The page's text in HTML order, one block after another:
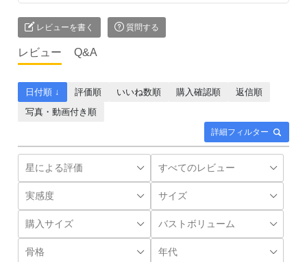
レビューを書く 質問する
レビュー Q&A
詳細フィルター
日付順 ↓ 評価順 いいね数順 購入確認順
返信順
写真・動画付き順